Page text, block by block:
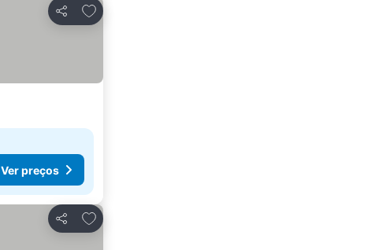
Partilhar
Adicionar aos favoritos
Ver preços
Partilhar
Adicionar aos favoritos